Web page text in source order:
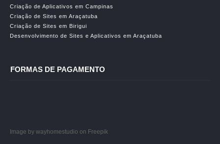
Criação de Aplicativos em Campinas
Criação de Sites em Araçatuba
Criação de Sites em Birigui
Desenvolvimento de Sites e Aplicativos em Araçatuba
FORMAS DE PAGAMENTO
Image by wayhomestudio on Freepik